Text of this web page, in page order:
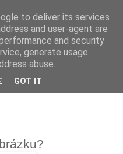
to deliver its services
and user-agent are
and security
generate usage
abuse.
GOT IT